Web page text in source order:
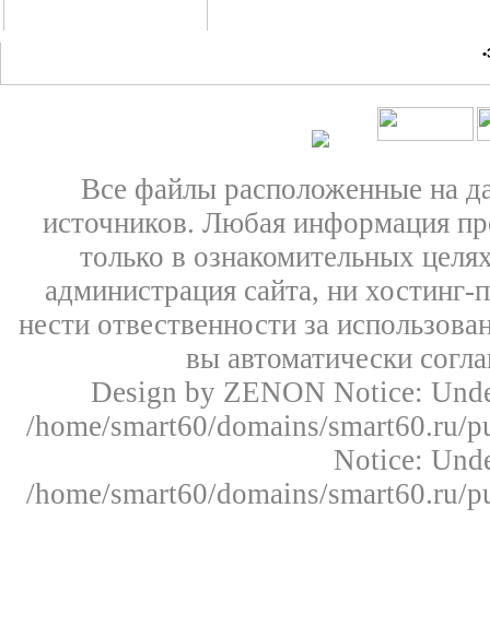
Все файлы расположенные на
источников. Любая информация
только в ознакомительных
администрация сайта, ни
нести отвественности за
вы автоматически
Design by ZENON Notice:
/home/smart60/domains/
Notice:
/home/smart60/domains/